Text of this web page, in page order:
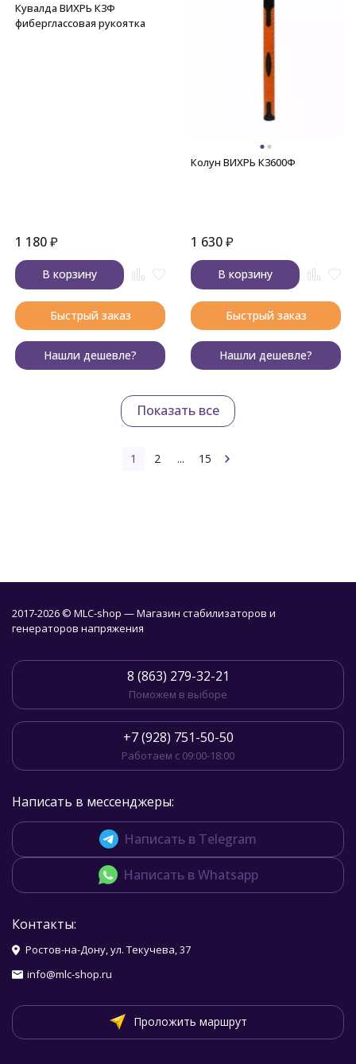
Кувалда ВИХРЬ К3Ф
фиберглассовая рукоятка
1 180₽
В корзину
Быстрый заказ
Нашли дешевле?
Колун ВИХРЬ К3600Ф
1 630₽
В корзину
Быстрый заказ
Нашли дешевле?
Показать все
1 2 ... 15
2017-2026 © MLC-shop — Магазин стабилизаторов и
генераторов напряжения
8 (863) 279-32-21
Поможем в выборе
+7 (928) 751-50-50
Работаем с 09:00-18:00
Написать в мессенджеры:
Написать в Telegram
Написать в Whatsapp
Контакты:
Ростов-на-Дону, ул. Текучева, 37
info@mlc-shop.ru
Проложить маршрут